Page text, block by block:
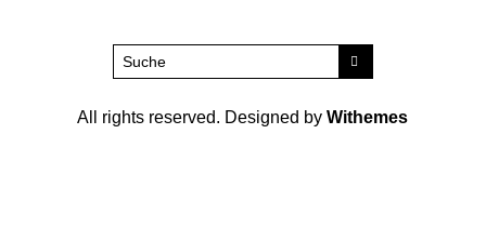
All rights reserved. Designed byWithemes